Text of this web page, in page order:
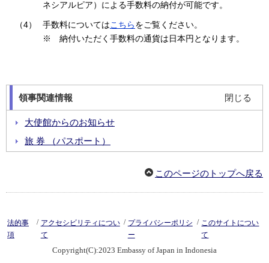
ネシアルピア）による手数料の納付が可能です。
（4） 手数料についてはこちらをご覧ください。
※ 納付いただく手数料の通貨は日本円となります。
領事関連情報 閉じる
大使館からのお知らせ
旅 券 （パスポート）
在 外 選 挙
生活・安全情報
このページのトップへ戻る
法的事
項
/ アクセシビリティについ
て
/ プライバシーポリシ
ー
/ このサイトについ
て
Copyright(C):2023 Embassy of Japan in Indonesia